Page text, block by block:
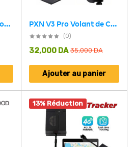
R36S Console de Jeu Portable Rétro Système Linux Open Source – جهاز ألعاب محمول PXN V3 Pro Volant de Course à 180° avec Pédales et Retour de Vibration
(0)
35,000DA
32,000 DA
Ajouter au panier
13% Réduction